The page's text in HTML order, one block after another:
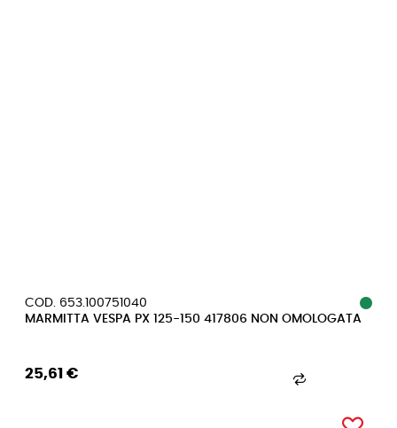
COD. 653.100751040
MARMITTA VESPA PX 125-150 417806 NON OMOLOGATA
25,61 €